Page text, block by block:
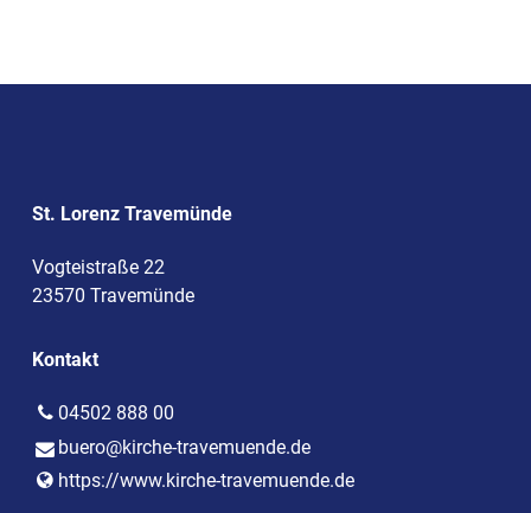
St. Lorenz Travemünde
Vogteistraße 22
23570 Travemünde
Kontakt
04502 888 00
buero@​kirche-travemuende.​de
https://www.​kirche-travemuende.​de